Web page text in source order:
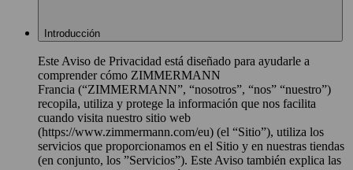
Introducción
Este Aviso de Privacidad está diseñado para ayudarle a
comprender cómo ZIMMERMANN
Francia (“ZIMMERMANN”, “nosotros”, “nos” “nuestro”)
recopila, utiliza y protege la información que nos facilita
cuando visita nuestro sitio web
(https://www.zimmermann.com/eu) (el “Sitio”), utiliza los
servicios que proporcionamos en el Sitio y en nuestras tiendas
(en conjunto, los ”Servicios”). Este Aviso también explica las